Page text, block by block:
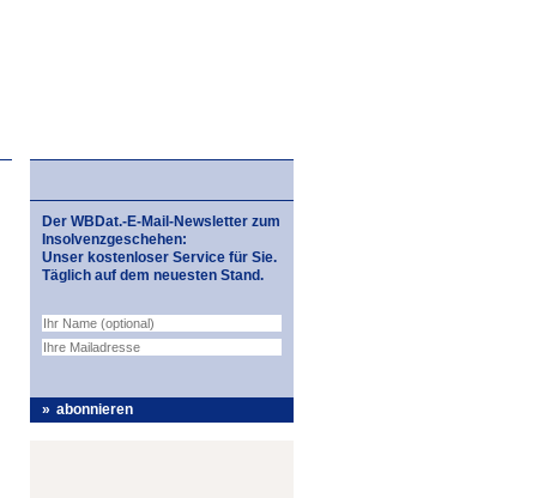
Der WBDat.-E-Mail-Newsletter zum
Insolvenzgeschehen:
Unser kostenloser Service für Sie.
Täglich auf dem neuesten Stand.
abonnieren